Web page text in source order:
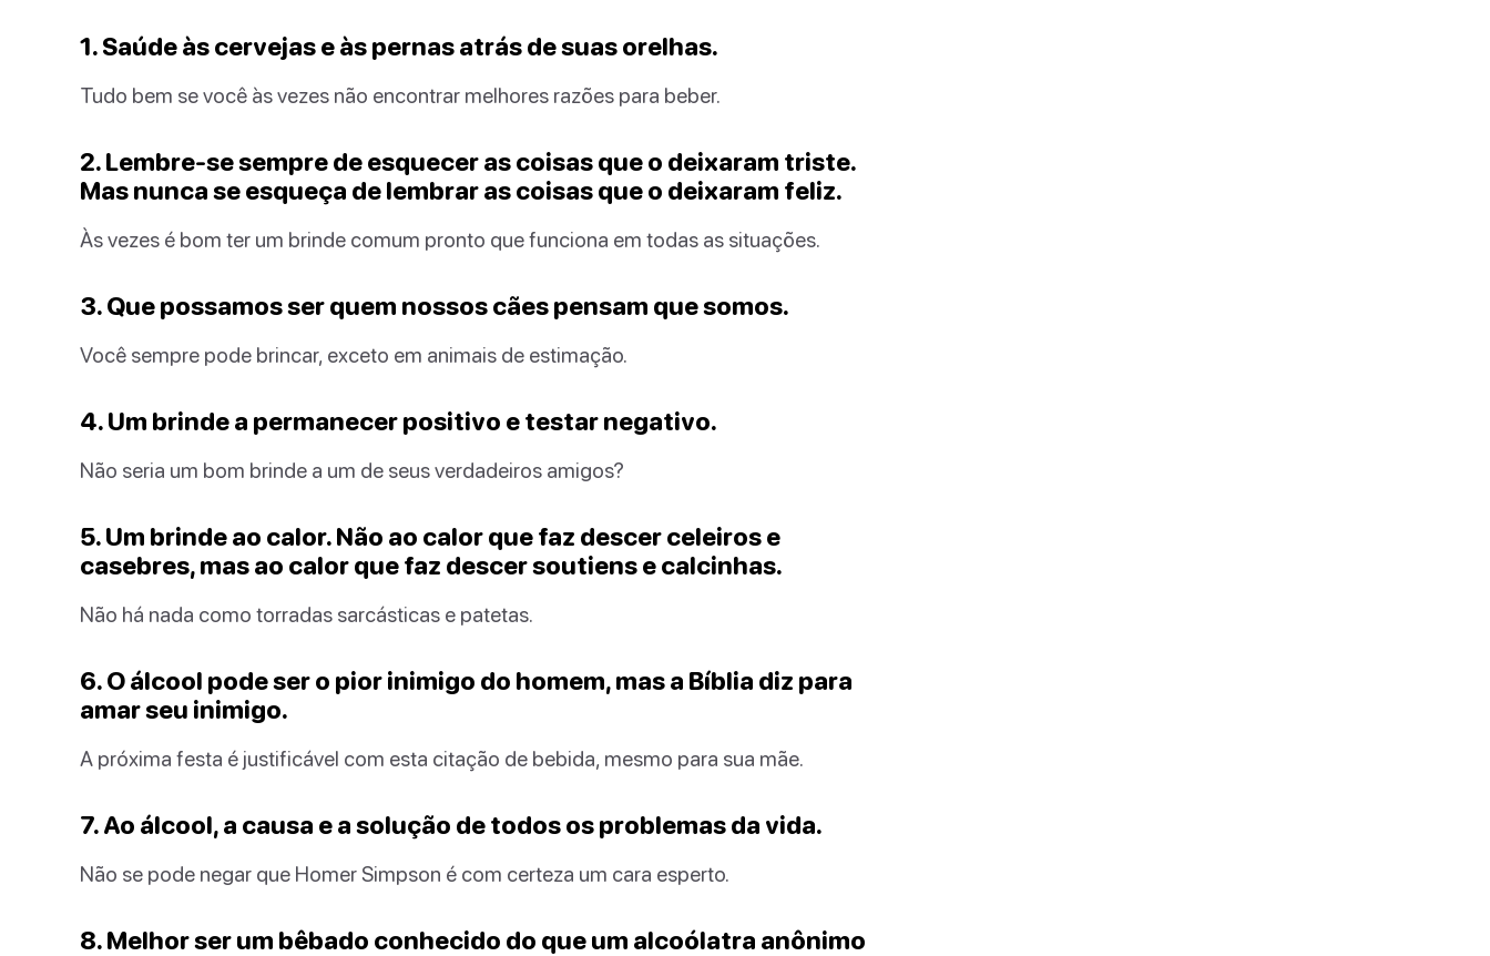
1. Saúde às cervejas e às pernas atrás de suas orelhas.
Tudo bem se você às vezes não encontrar melhores razões para beber.
2. Lembre-se sempre de esquecer as coisas que o deixaram triste.
Mas nunca se esqueça de lembrar as coisas que o deixaram feliz.
Às vezes é bom ter um brinde comum pronto que funciona em todas as situações.
3. Que possamos ser quem nossos cães pensam que somos.
Você sempre pode brincar, exceto em animais de estimação.
4. Um brinde a permanecer positivo e testar negativo.
Não seria um bom brinde a um de seus verdadeiros amigos?
5. Um brinde ao calor. Não ao calor que faz descer celeiros e
casebres, mas ao calor que faz descer soutiens e calcinhas.
Não há nada como torradas sarcásticas e patetas.
6. O álcool pode ser o pior inimigo do homem, mas a Bíblia diz para
amar seu inimigo.
A próxima festa é justificável com esta citação de bebida, mesmo para sua mãe.
7. Ao álcool, a causa e a solução de todos os problemas da vida.
Não se pode negar que Homer Simpson é com certeza um cara esperto.
8. Melhor ser um bêbado conhecido do que um alcoólatra anônimo